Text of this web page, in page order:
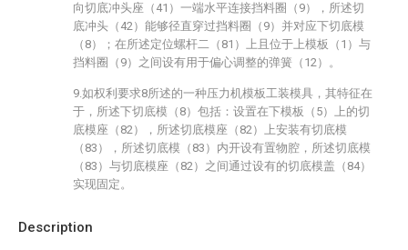
Description
向切底冲头座（41）一端水平连接挡料圈（9），所述切
底冲头（42）能够径直穿过挡料圈（9）并对应下切底模
（8）；在所述定位螺杆二（81）上且位于上模板（1）与
挡料圈（9）之间设有用于偏心调整的弹簧（12）。
9.如权利要求8所述的一种压力机模板工装模具，其特征在
于，所述下切底模（8）包括：设置在下模板（5）上的切
底模座（82），所述切底模座（82）上安装有切底模
（83），所述切底模（83）内开设有置物腔，所述切底模
（83）与切底模座（82）之间通过设有的切底模盖（84）
实现固定。